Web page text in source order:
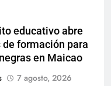
educativo abre
formación para
en Maicao
7 agosto, 2026